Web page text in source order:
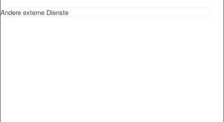
Andere externe Dienste